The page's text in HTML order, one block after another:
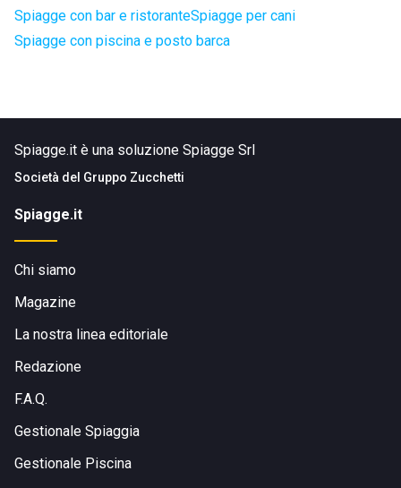
Spiagge con bar e ristoranteSpiagge per cani
Spiagge con piscina e posto barca
Spiagge.it è una soluzione Spiagge Srl
Società del Gruppo Zucchetti
Spiagge.it
Chi siamo
Magazine
La nostra linea editoriale
Redazione
F.A.Q.
Gestionale Spiaggia
Gestionale Piscina